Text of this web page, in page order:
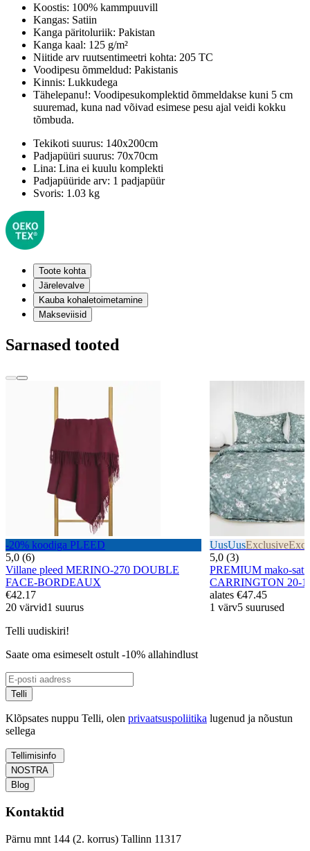
Koostis: 100% kammpuuvill
Kangas: Satiin
Kanga päritoluriik: Pakistan
Kanga kaal: 125 g/m²
Niitide arv ruutsentimeetri kohta: 205 TC
Voodipesu õmmeldud: Pakistanis
Kinnis: Lukkudega
Tähelepanu!: Voodipesukomplektid õmmeldakse kuni 5 cm
suuremad, kuna nad võivad esimese pesu ajal veidi kokku
tõmbuda.
Tekikoti suurus: 140x200cm
Padjapüüri suurus: 70x70cm
Lina: Lina ei kuulu komplekti
Padjapüüride arv: 1 padjapüür
Svoris: 1.03 kg
Toote kohta
Järelevalve
Kauba kohaletoimetamine
Makseviisid
Sarnased tooted
-20% koodiga PLEED
5,0 (6)
Villane pleed MERINO-270 DOUBLE
FACE-BORDEAUX
€42.17
20 värvid1 suurus
UusUusExclusive
5,0 (3)
PREMIUM mako-
CARRINGTON 20-
alates €47.45
1 värv5 suurused
Telli uudiskiri!
Saate oma esimeselt ostult -10% allahindlust
Telli
Klõpsates nuppu Telli, olen privaatsuspoliitika lugenud ja nõustun
sellega
Tellimisinfo
NOSTRA
Blog
Kontaktid
Pärnu mnt 144 (2. korrus) Tallinn 11317